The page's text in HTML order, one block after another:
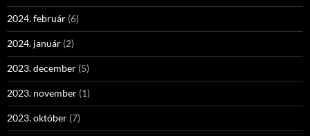
2024. február (6)
2024. január (2)
2023. december (5)
2023. november (1)
2023. október (7)